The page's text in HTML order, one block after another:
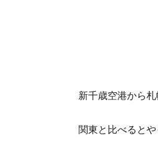
新千歳空港から
関東と比べると